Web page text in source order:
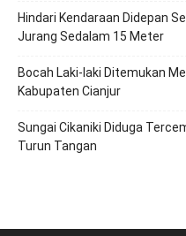
Hindari Kendaraan Didepan
Jurang Sedalam 15 Meter
Bocah Laki-laki Ditemukan
Kabupaten Cianjur
Sungai Cikaniki Diduga
Turun Tangan